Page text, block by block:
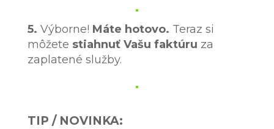
5. Výborne! Máte hotovo. Teraz si
môžete stiahnuť Vašu faktúru za
zaplatené služby.
TIP / NOVINKA: